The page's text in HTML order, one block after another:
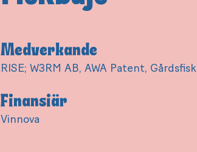
Medverkande
RISE; W3RM AB, AWA Patent, Gårdsfisk
Finansiär
Vinnova